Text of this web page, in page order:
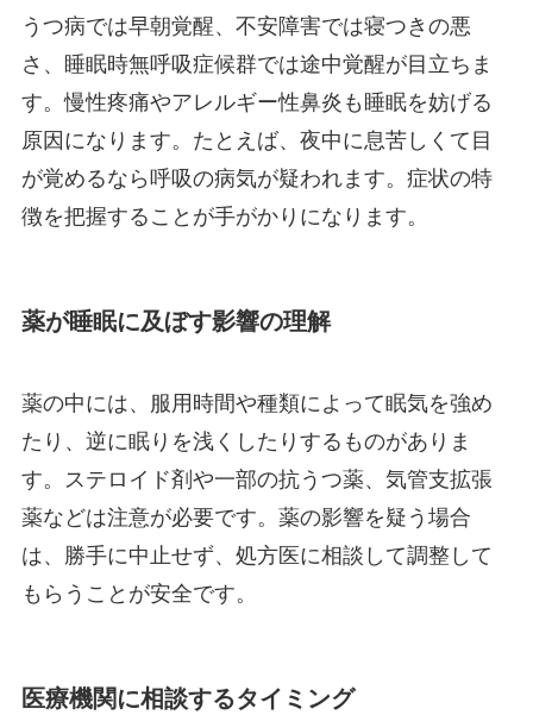
うつ病では早朝覚醒、不安障害では寝つきの悪
さ、睡眠時無呼吸症候群では途中覚醒が目立ちま
す。慢性疼痛やアレルギー性鼻炎も睡眠を妨げる
原因になります。たとえば、夜中に息苦しくて目
が覚めるなら呼吸の病気が疑われます。症状の特
徴を把握することが手がかりになります。
薬が睡眠に及ぼす影響の理解
薬の中には、服用時間や種類によって眠気を強め
たり、逆に眠りを浅くしたりするものがありま
す。ステロイド剤や一部の抗うつ薬、気管支拡張
薬などは注意が必要です。薬の影響を疑う場合
は、勝手に中止せず、処方医に相談して調整して
もらうことが安全です。
医療機関に相談するタイミング